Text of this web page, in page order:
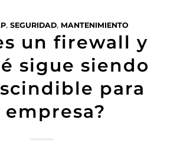
, SEGURIDAD, MANTENIMIENTO
un firewall y
sigue siendo
para